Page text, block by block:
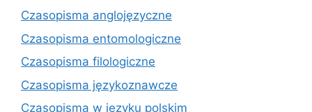
Czasopisma anglojęzyczne
Czasopisma entomologiczne
Czasopisma filologiczne
Czasopisma językoznawcze
Czasopisma w języku polskim